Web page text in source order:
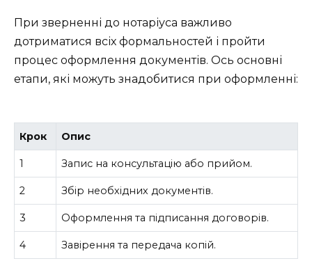
При зверненні до нотаріуса важливо
дотриматися всіх формальностей і пройти
процес оформлення документів. Ось основні
етапи, які можуть знадобитися при оформленні:
Крок Опис
1 Запис на консультацію або прийом.
2 Збір необхідних документів.
3 Оформлення та підписання договорів.
4 Завірення та передача копій.